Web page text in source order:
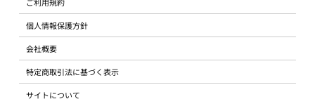
個人情報保護方針
会社概要
特定商取引法に基づく表示
サイトについて